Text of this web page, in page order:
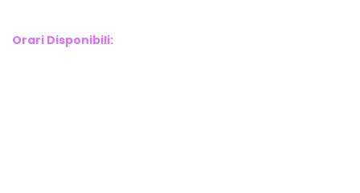
Orari Disponibili: